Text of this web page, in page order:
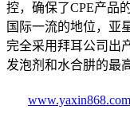
控，确保了CPE产品
国际一流的地位，亚
完全采用拜耳公司出
发泡剂和水合肼的最
www.yaxin868.com